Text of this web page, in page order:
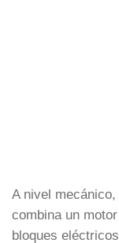
A nivel
combina un
bloques